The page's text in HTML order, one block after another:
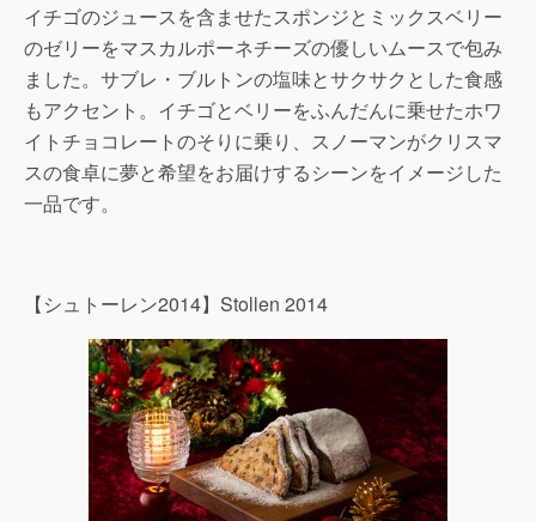
イチゴのジュースを含ませたスポンジとミックスベリー
のゼリーをマスカルポーネチーズの優しいムースで包み
ました。サブレ・ブルトンの塩味とサクサクとした食感
もアクセント。イチゴとベリーをふんだんに乗せたホワ
イトチョコレートのそりに乗り、スノーマンがクリスマ
スの食卓に夢と希望をお届けするシーンをイメージした
一品です。
【シュトーレン2014】Stollen 2014